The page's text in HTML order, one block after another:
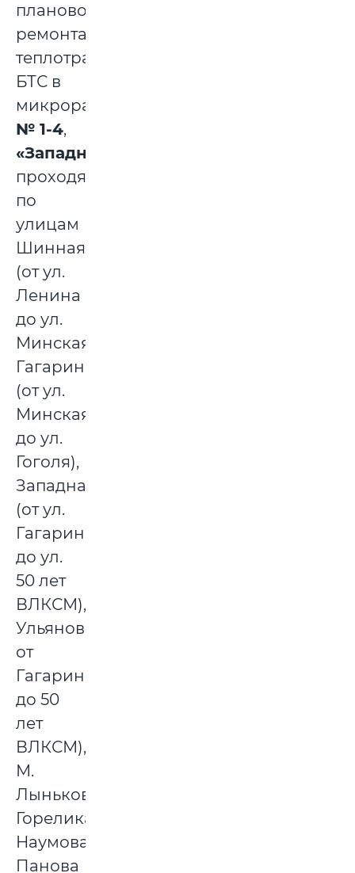
планового
ремонта
теплотрасс
БТС в
микрорайонах
№ 1-4,
«Западный»
проходящих
по
улицам
Шинная
(от ул.
Ленина
до ул.
Минская),
Гагарина
(от ул.
Минская
до ул.
Гоголя),
Западная
(от ул.
Гагарина
до ул.
50 лет
ВЛКСМ),
Ульяновская
от
Гагарина
до 50
лет
ВЛКСМ),
М.
Лынькова,
Горелика,
Наумова,
Панова